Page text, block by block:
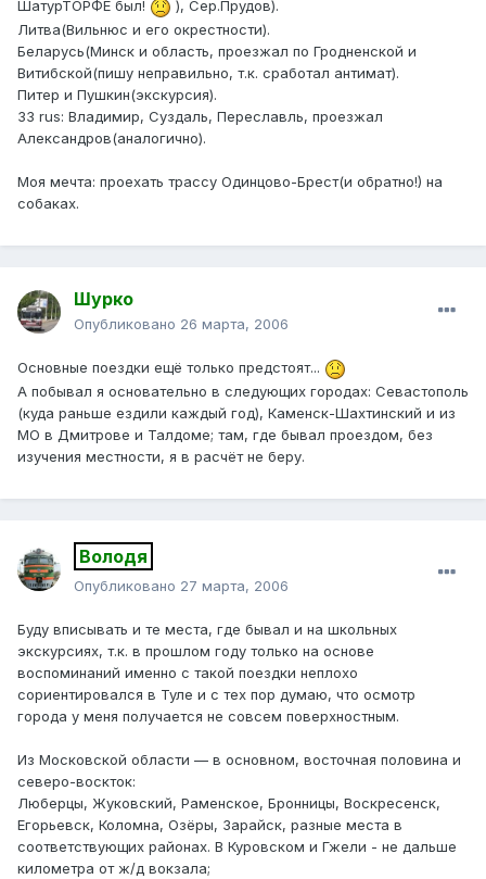
ШатурТОРФЕ был!
), Сер.Прудов).
Литва(Вильнюс и его окрестности).
Беларусь(Минск и область, проезжал по Гродненской и
Витибской(пишу неправильно, т.к. сработал антимат).
Питер и Пушкин(экскурсия).
33 rus: Владимир, Суздаль, Переславль, проезжал
Александров(аналогично).
Моя мечта: проехать трассу Одинцово-Брест(и обратно!) на
собаках.
Шурко
Опубликовано 26 марта, 2006
Основные поездки ещё только предстоят...
А побывал я основательно в следующих городах: Севастополь
(куда раньше ездили каждый год), Каменск-Шахтинский и из
МО в Дмитрове и Талдоме; там, где бывал проездом, без
изучения местности, я в расчёт не беру.
Володя
Опубликовано 27 марта, 2006
Буду вписывать и те места, где бывал и на школьных
экскурсиях, т.к. в прошлом году только на основе
воспоминаний именно с такой поездки неплохо
сориентировался в Туле и с тех пор думаю, что осмотр
города у меня получается не совсем поверхностным.
Из Московской области — в основном, восточная половина и
северо-воскток:
Люберцы, Жуковский, Раменское, Бронницы, Воскресенск,
Егорьевск, Коломна, Озёры, Зарайск, разные места в
соответствующих районах. В Куровском и Гжели - не дальше
километра от ж/д вокзала;